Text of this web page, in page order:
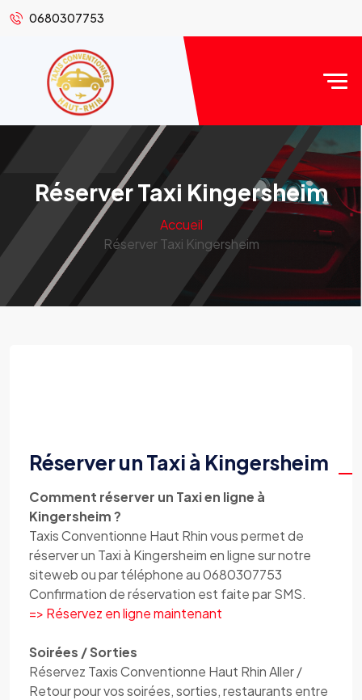
0680307753
Réserver Taxi Kingersheim
Accueil
Réserver Taxi Kingersheim
Réserver un Taxi à Kingersheim
Comment réserver un Taxi en ligne à
Kingersheim ?
Taxis Conventionne Haut Rhin vous permet de
réserver un Taxi à Kingersheim en ligne sur notre
siteweb ou par téléphone au 0680307753
Confirmation de réservation est faite par SMS.
=> Réservez en ligne maintenant
Soirées / Sorties
Réservez Taxis Conventionne Haut Rhin Aller /
Retour pour vos soirées, sorties, restaurants entre